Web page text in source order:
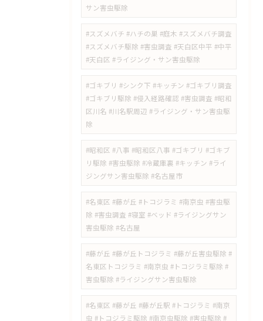
サン害虫駆除
#スズメバチ #ハチの巣 #庭木 #スズメバチ調査
#スズメバチ駆除 #害虫調査 #天白区中平 #中平
#天白区 #ライジング・サン害虫駆除
#ゴキブリ #シンク下 #キッチン #ゴキブリ調査
#ゴキブリ駆除 #侵入経路確認 #害虫調査 #昭和
区川名 #川名駅周辺 #ライジング・サン害虫駆
除
#昭和区 #八事 #昭和区八事 #ゴキブリ #ゴキブ
リ駆除 #害虫駆除 #冷蔵庫裏 #キッチン #ライ
ジングサン害虫駆除 #名古屋市
#名東区 #藤が丘 #トコジラミ #南京虫 #害虫駆
除 #害虫調査 #寝室 #ベッド #ライジングサン
害虫駆除 #名古屋
#藤が丘 #藤が丘トコジラミ #藤が丘害虫駆除 #
名東区トコジラミ #南京虫 #トコジラミ駆除 #
害虫駆除 #ライジングサン害虫駆除
#名東区 #藤が丘 #藤が丘駅 #トコジラミ #南京
虫 #トコジラミ駆除 #南京虫駆除 #害虫駆除 #